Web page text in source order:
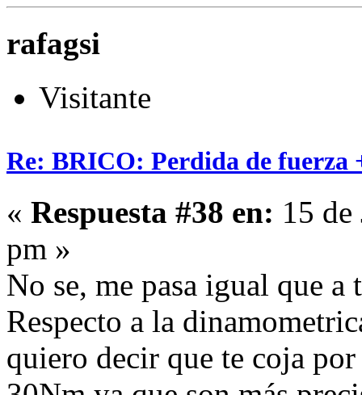
rafagsi
Visitante
Re: BRICO: Perdida de
« Respuesta #38 en: 15
pm »
No se, me pasa igual que a
Respecto a la
quiero decir que te coja